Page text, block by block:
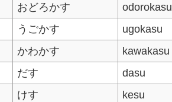
おどろかす odorokasu
うごかす ugokasu
かわかす kawakasu
だす dasu
けす kesu